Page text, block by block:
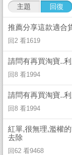
主題 回復
推薦分享這款適合
回2 看1619
請問有再買淘寶..
回8 看1994
請問有再買淘寶..
回8 看1994
紅單,很無理,濫權
去除
回62 看9468